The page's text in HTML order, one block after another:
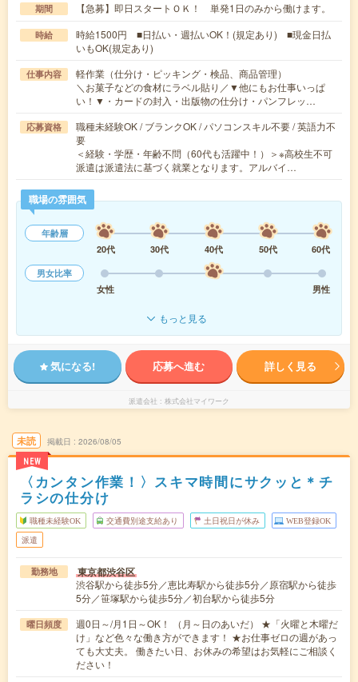
期間 【急募】即日スタートＯＫ！ 単発1日のみから働けます。
時給
時給1500円 ■日払い・週払いOK！(規定あり) ■現金日払
いもOK(規定あり)
仕事内容
軽作業（仕分け・ピッキング・検品、商品管理）
＼お菓子などの食材にラベル貼り／▼他にもお仕事いっぱ
い！▼・カードの封入・出版物の仕分け・パンフレッ…
応募資格
職種未経験OK / ブランクOK / パソコンスキル不要 / 英語力不
要
＜経験・学歴・年齢不問（60代も活躍中！）＞※高校生不可
派遣は派遣法に基づく就業となります。アルバイ…
職場の雰囲気
年齢層
20代
30代 40代 50代
60代
男女比率
女性
男性
もっと見る
気になる! 応募へ進む 詳しく見る
派遣会社 株式会社マイワーク
未読
NEW
掲載日 2026/08/05
〈カンタン作業！〉スキマ時間にサクッと＊チ
ラシの仕分け
職種未経験OK 交通費別途支給あり 土日祝日が休み WEB登録OK
派遣
勤務地 東京都渋谷区
渋谷駅から徒歩5分／恵比寿駅から徒歩5分／原宿駅から徒歩
5分／笹塚駅から徒歩5分／初台駅から徒歩5分
曜日頻度
週0日～/月1日～OK！ （月～日のあいだ） ★「火曜と木曜だ
け」など色々な働き方ができます！ ★お仕事ゼロの週があっ
ても大丈夫。 働きたい日、お休みの希望はお気軽にご相談く
ださい！